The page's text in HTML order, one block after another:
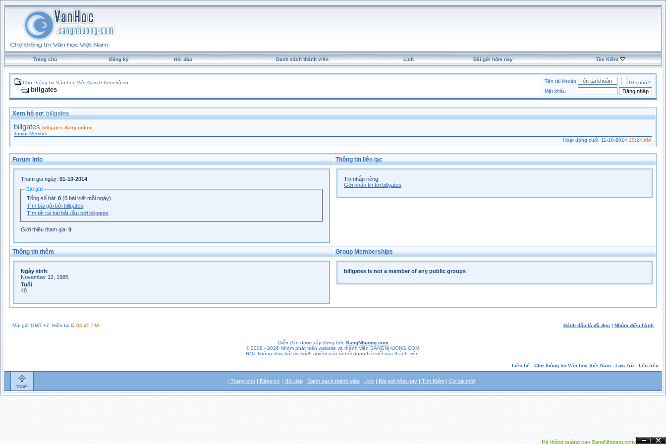
Trang chủ Đăng ký Hỏi đáp Danh sách thành viên Lịch Bài gửi hôm nay Tìm Kiếm
Chợ thông tin Văn học Việt Nam > Xem hồ sơ
billgates
Tên tài khoản
Ghi nhớ?
Mật khẩu
Xem hồ sơ: billgates
billgates billgates đang online
Junior Member
Hoạt động cuối: 11-10-2014 10:24 AM
Forum Info Thông tin liên lạc
Tham gia ngày: 01-10-2014
Bài gửi
Tổng số bài:0 (0 bài viết mỗi ngày)
Tìm bài gửi bởi billgates
Tìm tất cả bài bắt đầu bởi billgates
Giới thiệu tham gia: 0
Tin nhắn riêng:
Gởi nhắn tin tới billgates
Thông tin thêm Group Memberships
Ngày sinh:
November 12, 1985
Tuổi:
40
billgates is not a member of any public groups
Hệ thống quảng cáo SangNhuong.com;
Múi giờ GMT +7. Hiện tại là 04:45 PM Đánh dấu là đã đọc | Nhóm điều hành
Diễn đàn được xây dựng bởi: SangNhuong.com
© 2008 - 2026 Nhóm phát triển website và thành viên SANGNHUONG.COM.
BQT không chịu bất cứ trách nhiệm nào từ nội dung bài viết của thành viên.
Liên hệ - Chợ thông tin Văn học Việt Nam - Lưu Trữ- Lên trên
| Trang chủ| Đăng ký| Hỏi đáp| Danh sách thành viên| Lịch| Bài gửi hôm nay| Tìm Kiếm| Có bài mới|